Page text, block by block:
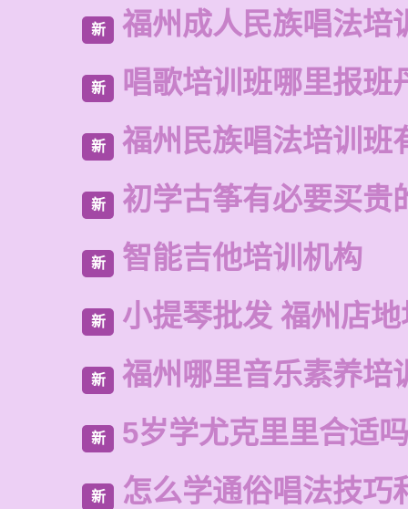
新 福州成人民族唱法培
新 唱歌培训班哪里报班
新 福州民族唱法培训班
新 初学古筝有必要买贵
新 智能吉他培训机构
新 小提琴批发 福州店地
新 福州哪里音乐素养培
新 5岁学尤克里里合适吗
新 怎么学通俗唱法技巧